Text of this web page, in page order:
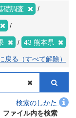
礎調査
43 熊本県
戻る（すべて解除）
検索のしかた
ファイル内を検索